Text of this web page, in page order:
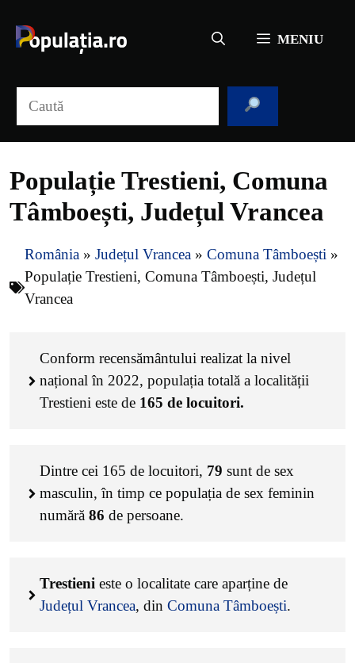
conținut
MENIU
Populație Trestieni, Comuna
Tâmboești, Județul Vrancea
România » Județul Vrancea » Comuna Tâmboești »
Populație Trestieni, Comuna Tâmboești, Județul
Vrancea
Conform recensământului realizat la nivel
național în 2022, populația totală a localității
Trestieni este de 165 de locuitori.
Dintre cei 165 de locuitori, 79 sunt de sex
masculin, în timp ce populația de sex feminin
numără 86 de persoane.
Trestieni este o localitate care aparține de
Județul Vrancea, din Comuna Tâmboești.